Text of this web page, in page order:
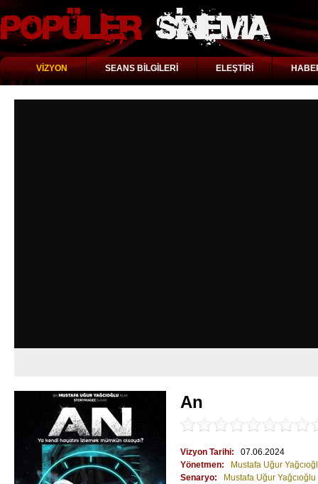
VİZYON SEANS BİLGİLERİ ELEŞTİRİ
An
Vizyon Tarihi:
07.06.2024
Yönetmen:
Mustafa Uğur
Senaryo:
Mustafa Uğur Yağcıoğlu